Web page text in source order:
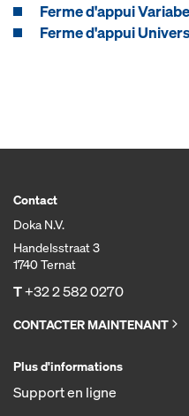
Ferme d'appui
Ferme d'appui
Contact
Doka N.V.
Handelsstraat 3
1740 Ternat
T+32 2 582 0270
CONTACTER MAINTENANT
Plus d'informations
Support en ligne